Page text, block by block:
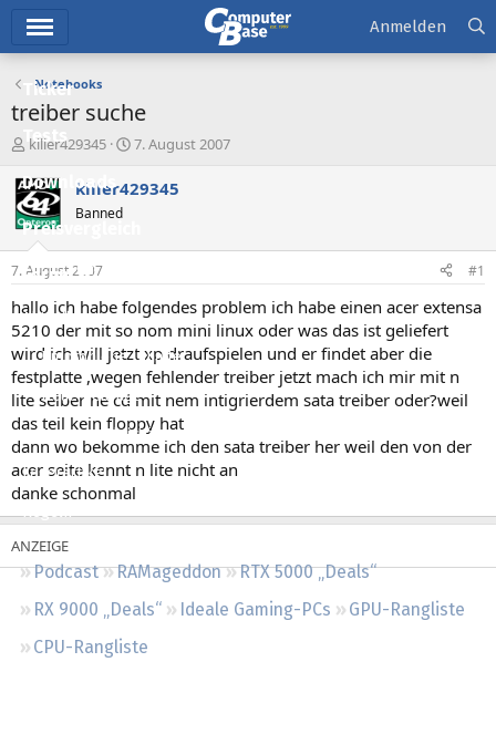
Ticker
Tests
Downloads
Preisvergleich
Forum
Aktuelles
Empfohlene Inhalte
Neue Beiträge
Neueste Aktivitäten
Leserartikel
Regeln
Podcast RAMageddon
RTX 5000 „Deals“
RX 9000 „Deals“
Ideale Gaming-PCs
GPU-Rangliste
CPU-Rangliste
Anmelden
Notebooks
treiber suche
E
s
t
e
l
e
r
killer429345
E
s
t
a
m
7. August 2007
killer429345
Banned
7. August 2007 #1
hallo ich habe folgendes problem ich habe einen acer extensa
5210 der mit so nom mini linux oder was das ist geliefert
wird ich will jetzt xp draufspielen und er findet aber die
festplatte ,wegen fehlender treiber jetzt mach ich mir mit n
lite selber ne cd mit nem intigrierdem sata treiber oder?weil
das teil kein floppy hat
dann wo bekomme ich den sata treiber her weil den von der
acer seite kennt n lite nicht an
danke schonmal